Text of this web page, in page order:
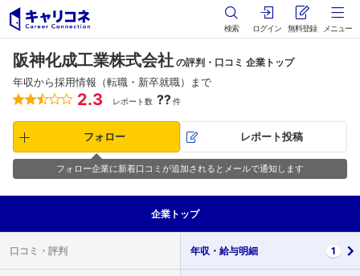
検索 ログイン 無料登録 メニュー
阪神化成工業株式会社 の評判・口コミ 企業トップ
年収から採用情報（転職・新卒就職）まで
2.3 レポート数 ??件
フォロー レポート投稿
フォロー企業に新着口コミが追加されるとメールで通知します
企業 トップ
口コミ・ 評判 年収・ 給与明細 1